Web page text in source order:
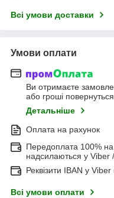
Всі умови доставки
Умови оплати
Ви отримаєте
або гроші
Детальніше
Оплата на рахунок
Передоплата 100% на
надсилаються у
Реквізити IBAN у
Всі умови оплати